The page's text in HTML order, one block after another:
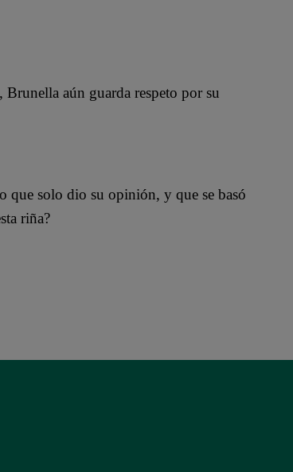
Brunella aún guarda respeto por su
que solo dio su opinión, y que se basó
riña?